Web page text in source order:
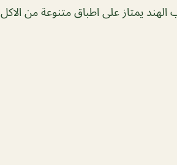
يمتاز على اطباق متنوعة من الاكل